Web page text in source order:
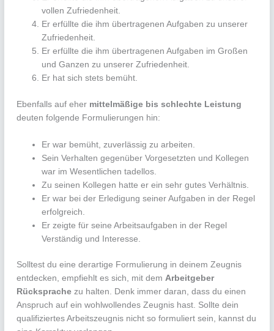
vollen Zufriedenheit.
Er erfüllte die ihm übertragenen Aufgaben zu unserer
Zufriedenheit.
Er erfüllte die ihm übertragenen Aufgaben im Großen
und Ganzen zu unserer Zufriedenheit.
Er hat sich stets bemüht.
Ebenfalls auf eher mittelmäßige bis schlechte Leistung
deuten folgende Formulierungen hin:
Er war bemüht, zuverlässig zu arbeiten.
Sein Verhalten gegenüber Vorgesetzten und Kollegen
war im Wesentlichen tadellos.
Zu seinen Kollegen hatte er ein sehr gutes Verhältnis.
Er war bei der Erledigung seiner Aufgaben in der Regel
erfolgreich.
Er zeigte für seine Arbeitsaufgaben in der Regel
Verständig und Interesse.
Solltest du eine derartige Formulierung in deinem Zeugnis
entdecken, empfiehlt es sich, mit demArbeitgeber
Rücksprache zu halten. Denk immer daran, dass du einen
Anspruch auf ein wohlwollendes Zeugnis hast. Sollte dein
qualifiziertes Arbeitszeugnis nicht so formuliert sein, kannst du